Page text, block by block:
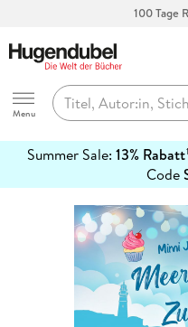
100 Tage
Hugendubel
Menu
Summer Sale: 13% Rabatt
Code
erfahren